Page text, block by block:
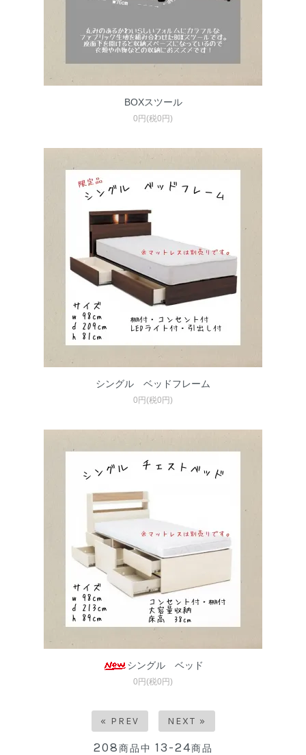
BOXスツール
0円(税0円)
シングル ベッドフレーム
0円(税0円)
シングル ベッド
0円(税0円)
« PREV NEXT »
208商品中 13-24商品